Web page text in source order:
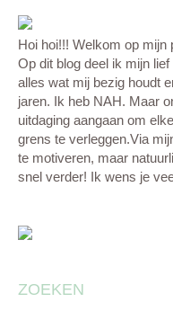
Hoi hoi!!! Welkom op mijn
Op dit blog deel ik mijn
alles wat mij bezig houdt
jaren. Ik heb NAH. Maar
uitdaging aangaan om
grens te verleggen.Via
te motiveren, maar
snel verder! Ik wens je
ZOEKEN